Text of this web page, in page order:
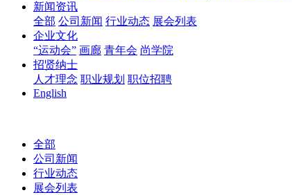
新闻资讯
全部 公司新闻 行业动态 展会列表
企业文化
“运动会” 画廊 青年会 尚学院
招贤纳士
人才理念 职业规划 职位招聘
English
全部
公司新闻
行业动态
展会列表